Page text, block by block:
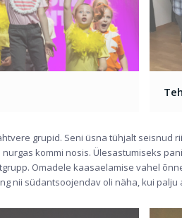
grupid. Seni üsna tühjalt seisnud
kommi nosis. Ülesastumiseks
Omadele kaasaelamise vahel
nii südantsoojendav oli näha, kui